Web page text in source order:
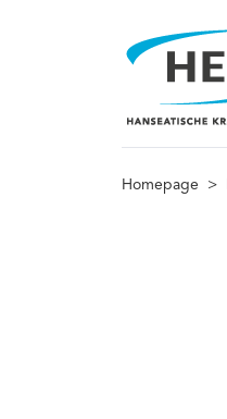
Homepage >